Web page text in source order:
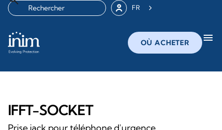
FR
OÙ ACHETER menu
IFFT-SOCKET